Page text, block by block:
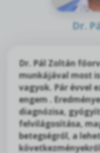
Dr.
Dr. Pál Zoltán
munkájával most
vagyok. Pár évvel
engem .
diagnózisa,
felvilágosítása,
betegségről, a